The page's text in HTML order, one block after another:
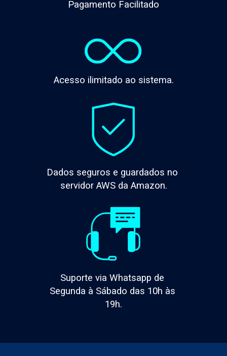
Pagamento Facilitado
Acesso ilimitado ao sistema.
Dados seguros e guardados no
servidor AWS da Amazon.
Suporte via Whatsapp de
Segunda à Sábado das 10h às
19h.